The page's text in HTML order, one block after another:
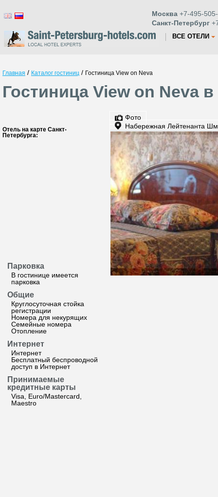
Москва +7-495-
Санкт-Петербург
ВСЕ ОТЕЛИ
Главная / Каталог гостиниц / Гостиница View on Neva
Гостиница View on Neva
Отель на карте Санкт-
Петербурга:
Парковка
В гостинице имеется
парковка
Общие
Круглосуточная стойка
регистрации
Номера для некурящих
Семейные номера
Отопление
Интернет
Интернет
Бесплатный беспроводной
доступ в Интернет
Принимаемые
кредитные карты
Visa, Euro/Mastercard,
Maestro
Фото
Набережная Лейтенанта